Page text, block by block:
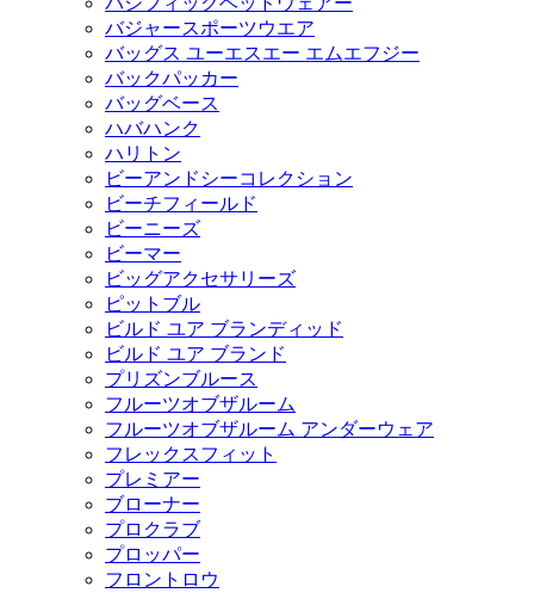
バジャースポーツウエア
バッグス ユーエスエー エムエフジー
バックパッカー
バッグベース
ハバハンク
ハリトン
ビーアンドシーコレクション
ビーチフィールド
ビーニーズ
ビーマー
ビッグアクセサリーズ
ピットブル
ビルド ユア ブランディッド
ビルド ユア ブランド
プリズンブルース
フルーツオブザルーム
フルーツオブザルーム アンダーウェア
フレックスフィット
プレミアー
ブローナー
プロクラブ
プロッパー
フロントロウ